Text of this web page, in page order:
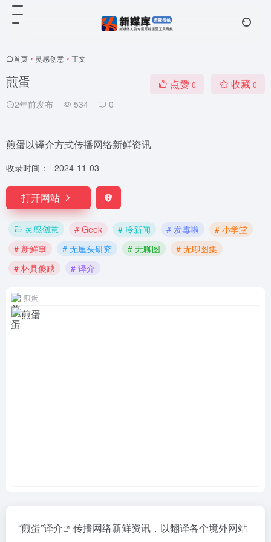
首页 • 灵感创意 • 正文
煎蛋
2年前发布 534 0
点赞 0 收藏 0
煎蛋以译介方式传播网络新鲜资讯
收录时间： 2024-11-03
打开网站
灵感创意 # Geek # 冷新闻 # 发霉啦
# 小学堂
# 新鲜事
# 无厘头研究 # 无聊图
# 无聊图集
# 杯具傻缺
# 译介
煎蛋
“煎蛋”译介
传播网络新鲜资讯，以翻译各个境外网站